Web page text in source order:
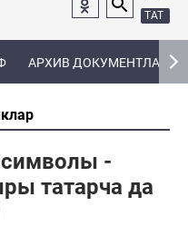
ТАТ
АРХИВ ДОКУМЕНТЛАРЫ
-
татарча да